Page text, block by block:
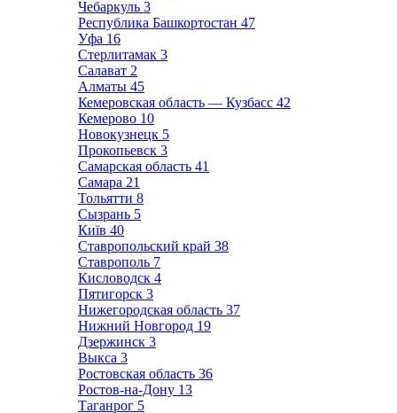
Чебаркуль 3
Республика Башкортостан 47
Уфа 16
Стерлитамак 3
Салават 2
Алматы 45
Кемеровская область — Кузбасс 42
Кемерово 10
Новокузнецк 5
Прокопьевск 3
Самарская область 41
Самара 21
Тольятти 8
Сызрань 5
Київ 40
Ставропольский край 38
Ставрополь 7
Кисловодск 4
Пятигорск 3
Нижегородская область 37
Нижний Новгород 19
Дзержинск 3
Выкса 3
Ростовская область 36
Ростов-на-Дону 13
Таганрог 5